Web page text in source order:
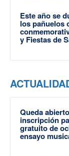
Este año se
los pañuelos
y Fiestas de
Queda
inscripción
gratuito de
ensayo